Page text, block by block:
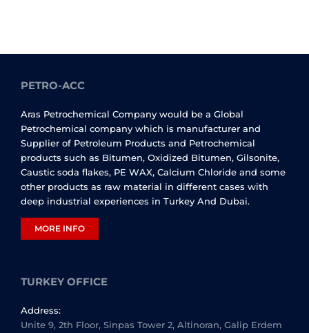
PETRO-ACC
Aras Petrochemical Company would be a Global
Petrochemical company which is manufacturer and
Supplier of Petroleum Products and Petrochemical
products such as Bitumen, Oxidized Bitumen, Gilsonite,
Caustic soda flakes, PE WAX, Calcium Chloride and some
other products as raw material in different cases with
deep industrial experiences in Turkey And Dubai.
MORE INFO
TURKEY OFFICE
Address:
Unite 9, 2th Floor, Sinpas Tower 2, Altinoran, Galip Erdem